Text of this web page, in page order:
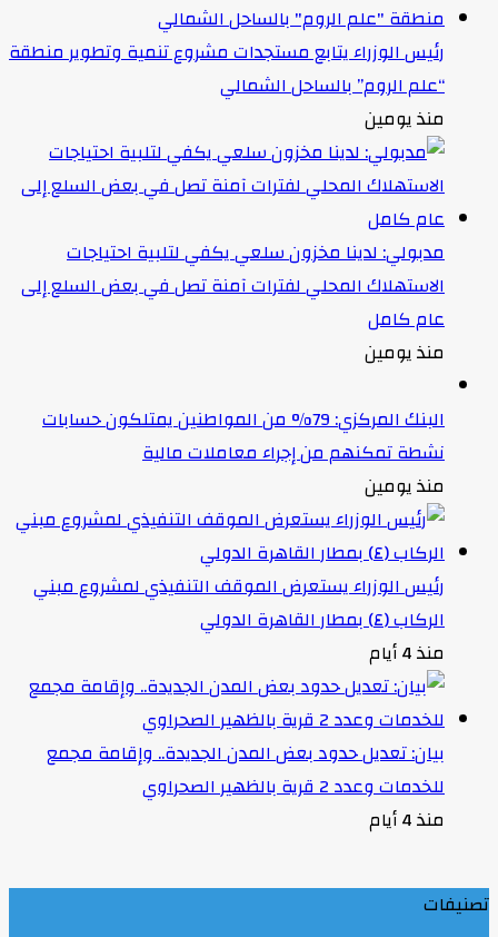
رئيس الوزراء يتابع مستجدات مشروع تنمية وتطوير منطقة
“علم الروم” بالساحل الشمالي
منذ يومين
مدبولي: لدينا مخزون سلعي يكفي لتلبية احتياجات
الاستهلاك المحلي لفترات آمنة تصل في بعض السلع إلى
عام كامل
منذ يومين
البنك المركزي: 79% من المواطنين يمتلكون حسابات
نشطة تمكنهم من إجراء معاملات مالية
منذ يومين
رئيس الوزراء يستعرض الموقف التنفيذي لمشروع مبني
الركاب (٤) بمطار القاهرة الدولي
منذ 4 أيام
بيان: تعديل حدود بعض المدن الجديدة.. وإقامة مجمع
للخدمات وعدد 2 قرية بالظهير الصحراوي
منذ 4 أيام
تصنيفات